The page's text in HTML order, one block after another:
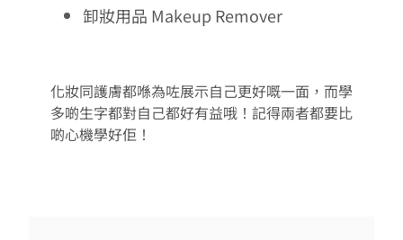
卸妝用品 Makeup Remover
化妝同護膚都喺為咗展示自己更好嘅一面，而學
多啲生字都對自己都好有益哦！記得兩者都要比
啲心機學好佢！